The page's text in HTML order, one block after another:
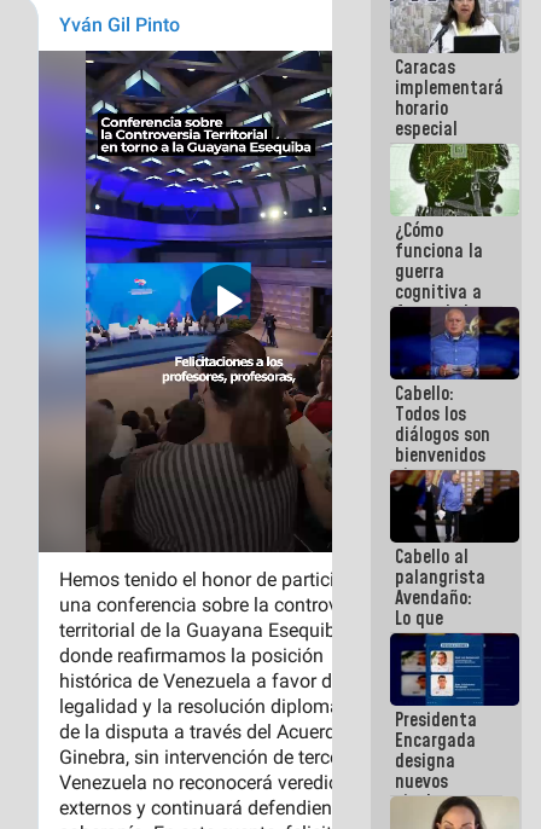
que escribes
porque lo
que haces
es
embarrarla
Caracas
implementará
horario
especial
para
adaptarse
al plan de
ahorro
energético
¿Cómo
funciona la
guerra
cognitiva a
favor de la
narrativa
hegemónica?
(1)
Cabello:
Todos los
diálogos son
bienvenidos
siempre que
estén en el
marco de la
Constitución
de la
República
Cabello al
palangrista
Avendaño:
Lo que
vayas a
escribir
hazlo hoy
por que no
sabemos si
la semana
que viene
hay
programa
Presidenta
Encargada
designa
nuevos
titulares en